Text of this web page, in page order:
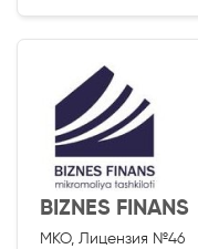
BIZNES FINANS
МКО, Лицензия №46